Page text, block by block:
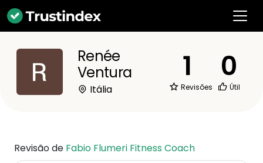
Renée
Ventura
Itália
1
Revisões
0
Útil
Revisão de Fabio Flumeri Fitness Coach